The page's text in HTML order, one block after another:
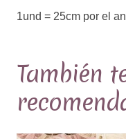
154
1und = 25cm por el
También